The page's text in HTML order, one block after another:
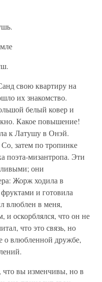
свою квартиру на
их знакомство.
белый ковер и
Какое повышение!
к Латушу в Онэй.
затем по тропинке
поэта-мизантропа. Эти
они
Жорж ходила в
и готовила
влюблен в меня,
и оскорблялся, что он не
что это связь, но
о влюбленной дружбе,
что вы изменчивы, но в